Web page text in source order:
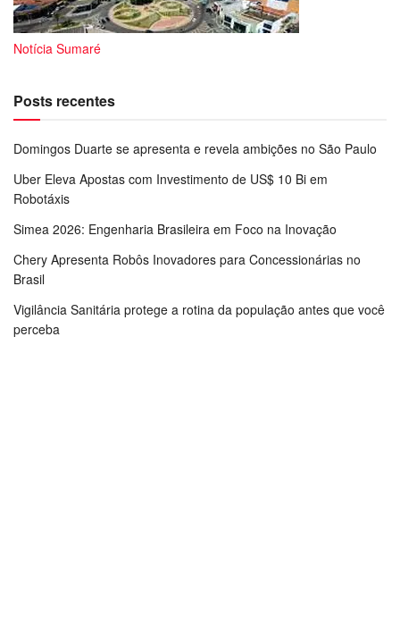
Notícia Sumaré
Posts recentes
Domingos Duarte se apresenta e revela ambições no São Paulo
Uber Eleva Apostas com Investimento de US$ 10 Bi em
Robotáxis
Simea 2026: Engenharia Brasileira em Foco na Inovação
Chery Apresenta Robôs Inovadores para Concessionárias no
Brasil
Vigilância Sanitária protege a rotina da população antes que você
perceba